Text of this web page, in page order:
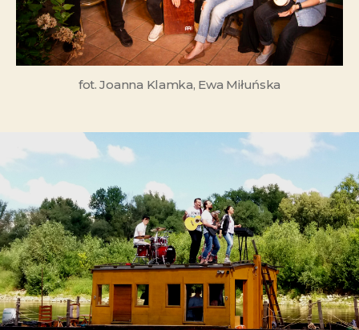
fot. Joanna Klamka, Ewa Miłuńska